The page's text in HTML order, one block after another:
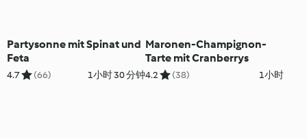
Partysonne mit Spinat und
Feta
4.7 (66) 1小时 30 分钟
Maronen-Champignon-
Tarte mit Cranberrys
4.2 (38) 1小时